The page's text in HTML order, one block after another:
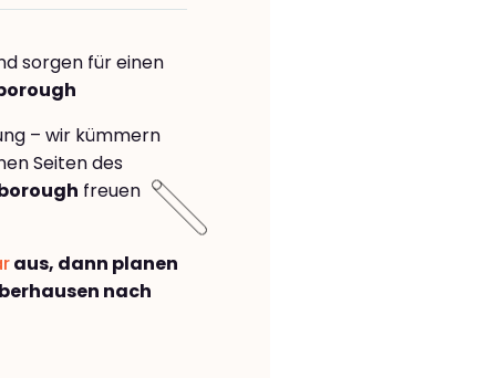
sorgen für einen
– wir kümmern
Seiten des
freuen
aus, dann planen
nach